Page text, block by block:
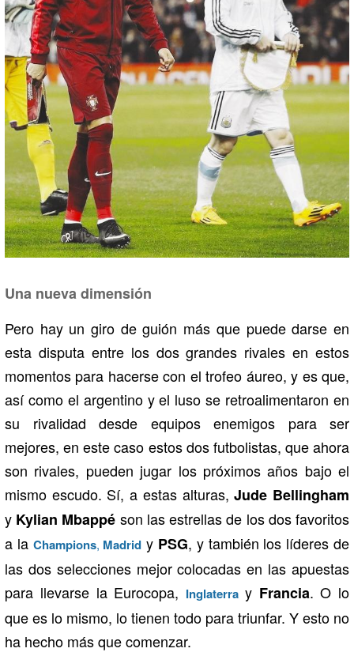
Una nueva dimensión
Pero hay un giro de guión más que puede darse en
esta disputa entre los dos grandes rivales en estos
momentos para hacerse con el trofeo áureo, y es que,
así como el argentino y el luso se retroalimentaron en
su rivalidad desde equipos enemigos para ser
mejores, en este caso estos dos futbolistas, que ahora
son rivales, pueden jugar los próximos años bajo el
mismo escudo. Sí, a estas alturas,Jude Bellingham
y Kylian Mbappé son las estrellas de los dos favoritos
a la Champions, Madrid y PSG, y también los líderes de
las dos selecciones mejor colocadas en las apuestas
para llevarse la Eurocopa, Inglaterra y Francia. O lo
que es lo mismo, lo tienen todo para triunfar. Y esto no
ha hecho más que comenzar.